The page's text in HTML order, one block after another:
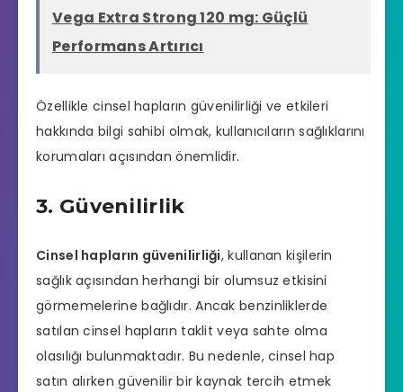
Vega Extra Strong 120 mg: Güçlü
Performans Artırıcı
Özellikle cinsel hapların güvenilirliği ve etkileri
hakkında bilgi sahibi olmak, kullanıcıların sağlıklarını
korumaları açısından önemlidir.
3. Güvenilirlik
Cinsel hapların güvenilirliği, kullanan kişilerin
sağlık açısından herhangi bir olumsuz etkisini
görmemelerine bağlıdır. Ancak benzinliklerde
satılan cinsel hapların taklit veya sahte olma
olasılığı bulunmaktadır. Bu nedenle, cinsel hap
satın alırken güvenilir bir kaynak tercih etmek